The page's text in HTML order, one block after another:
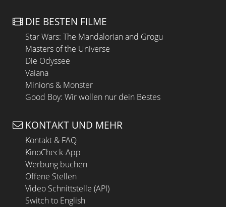
DIE BESTEN FILME
Star Wars: The Mandalorian and Grogu
Masters of the Universe
Die Odyssee
Vaiana
Minions & Monster
Good Boy: Wir wollen nur dein Bestes
KONTAKT UND MEHR
Kontakt & FAQ
KinoCheck-App
Werbung buchen
Offene Stellen
Video Schnittstelle (API)
Switch to English